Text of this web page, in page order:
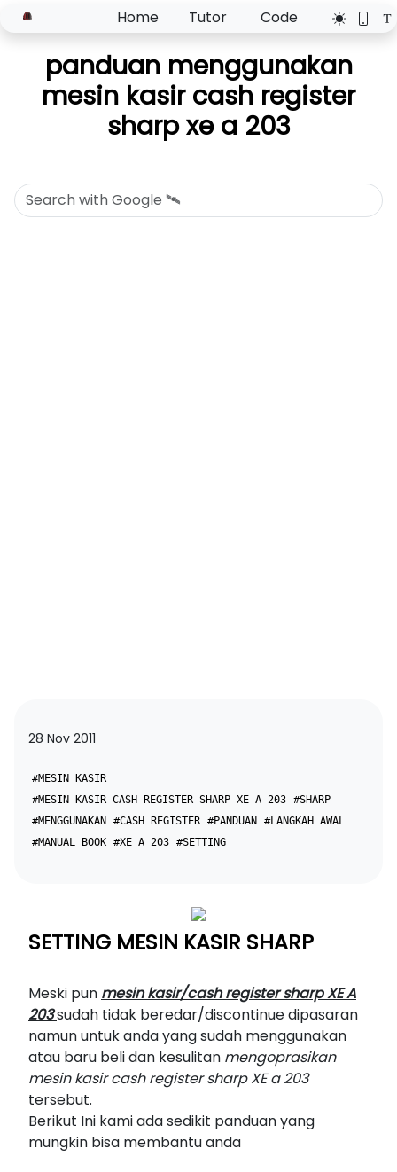
Home Tutor Code
panduan menggunakan
mesin kasir cash register
sharp xe a 203
28 Nov 2011
#MESIN KASIR
#MESIN KASIR CASH REGISTER SHARP XE A 203 #SHARP
#MENGGUNAKAN #CASH REGISTER #PANDUAN #LANGKAH AWAL
#MANUAL BOOK #XE A 203 #SETTING
SETTING MESIN KASIR SHARP
Meski pun mesin kasir/cash register sharp XE A
203sudah tidak beredar/discontinue dipasaran
namun untuk anda yang sudah menggunakan
atau baru beli dan kesulitan mengoprasikan
mesin kasir cash register sharp XE a 203
tersebut.
Berikut Ini kami ada sedikit panduan yang
mungkin bisa membantu anda